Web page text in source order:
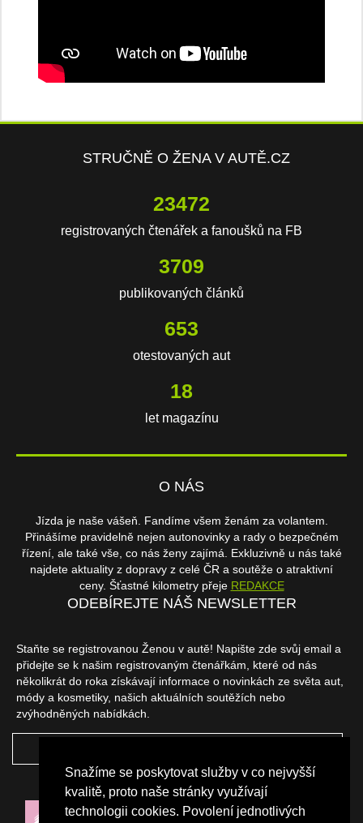
Snažíme se poskytovat služby v co nejvyšší
kvalitě, proto naše stránky využívají
technologii cookies. Povolení jednotlivých
STRUČNĚ O ŽENA V AUTĚ.CZ
23472
registrovaných čtenářek a fanoušků na FB
3709
publikovaných článků
653
otestovaných aut
18
let magazínu
O NÁS
Jízda je naše vášeň. Fandíme všem ženám za volantem.
Přinášíme pravidelně nejen autonovinky a rady o bezpečném
řízení, ale také vše, co nás ženy zajímá. Exkluzivně u nás také
najdete aktuality z dopravy z celé ČR a soutěže o atraktivní
ceny. Šťastné kilometry přeje REDAKCE
ODEBÍREJTE NÁŠ NEWSLETTER
Staňte se registrovanou Ženou v autě! Napište zde svůj email a
přidejte se k našim registrovaným čtenářkám, které od nás
několikrát do roka získávají informace o novinkách ze světa aut,
módy a kosmetiky, našich aktuálních soutěžích nebo
zvýhodněných nabídkách.
NAŠI PARTNEŘI